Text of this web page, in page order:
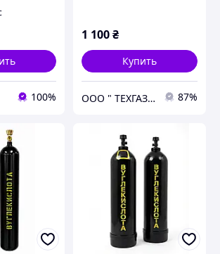
100%
1 100₴
Купить
ООО " ТЕХГАЗ-ХАРЬКОВ " 87%